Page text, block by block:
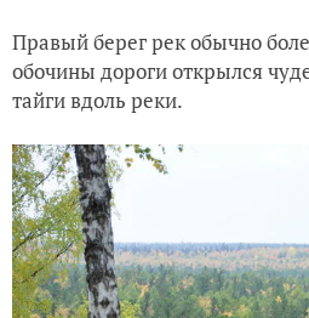
Правый берег рек обычно
обочины дороги открылся
тайги вдоль реки.